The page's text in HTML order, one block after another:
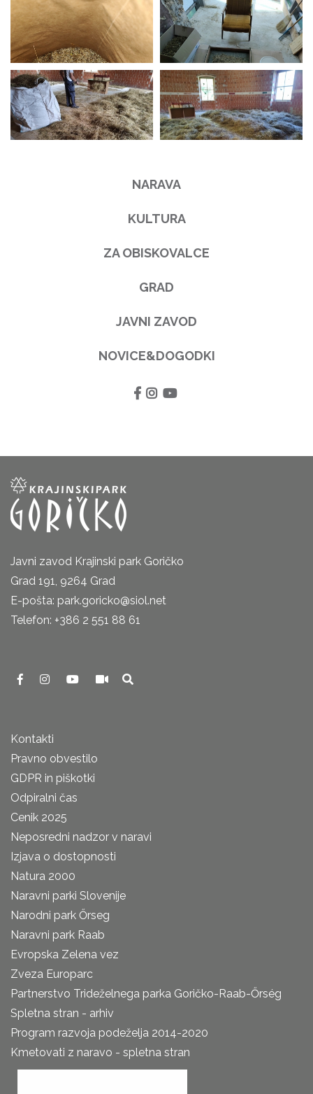
NARAVA
KULTURA
ZA OBISKOVALCE
GRAD
JAVNI ZAVOD
NOVICE&DOGODKI
Javni zavod Krajinski park Goričko
Grad 191, 9264 Grad
E-pošta: park.goricko@siol.net
Telefon: +386 2 551 88 61
Kontakti
Pravno obvestilo
GDPR in piškotki
Odpiralni čas
Cenik 2025
Neposredni nadzor v naravi
Izjava o dostopnosti
Natura 2000
Naravni parki Slovenije
Narodni park Őrseg
Naravni park Raab
Evropska Zelena vez
Zveza Europarc
Partnerstvo Trideželnega parka Goričko-Raab-Őrség
Spletna stran - arhiv
Program razvoja podeželja 2014-2020
Kmetovati z naravo - spletna stran